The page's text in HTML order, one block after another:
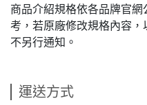
商品介紹規格依各品牌官
考，若原廠修改規格內容
不另行通知。
運送方式